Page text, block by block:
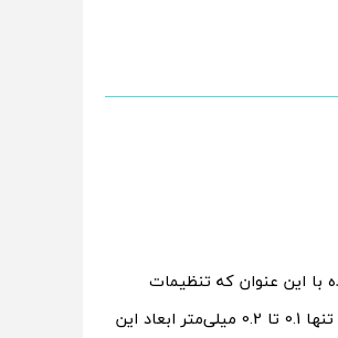
این عنوان که تنظیمات
کاملا مشابه یا گلکسی اس 22 است و شاید تنها 0.1 تا 0.2 میلی‌متر ابعاد این